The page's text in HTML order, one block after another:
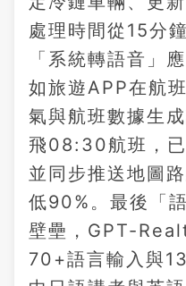
處理時間從15分
「系統轉語音」
如旅遊APP在航
氣與航班數據生
飛08:30航班，已
並同步推送地圖
低90%。最後「
壁壘，GPT-
70+語言輸入與